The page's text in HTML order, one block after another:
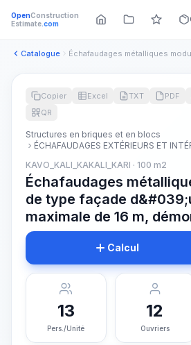
OpenConstruction
Estimate.com
Catalogue
Copier Excel TXT PDF
QR
Structures en briques et en blocs
ÉCHAFAUDAGES EXTÉRIEURS ET
KAVO_KALI_KAKALI_KARI · 100 m2
Échafaudages
de type façade
maximale de 16 m,
Calcul
13
Pers./Unité
12
Ouvriers